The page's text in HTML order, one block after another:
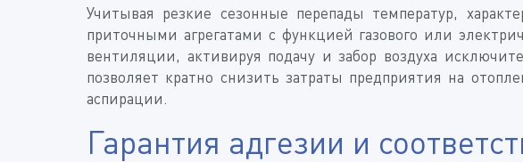
Учитывая резкие сезонные перепады температур,
приточными агрегатами с функцией газового или
вентиляции, активируя подачу и забор воздуха
позволяет кратно снизить затраты предприятия на
аспирации.
Гарантия адгезии и